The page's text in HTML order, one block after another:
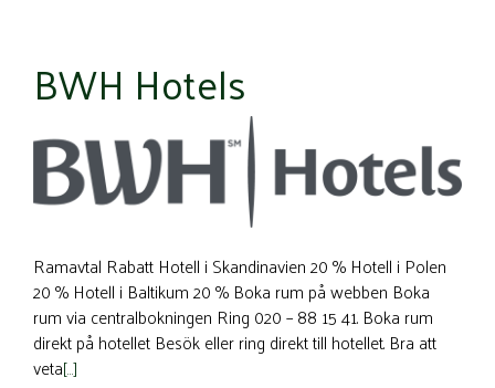
BWH Hotels
Ramavtal Rabatt Hotell i Skandinavien 20 % Hotell i Polen
20 % Hotell i Baltikum 20 % Boka rum på webben Boka
rum via centralbokningen Ring 020 – 88 15 41. Boka rum
direkt på hotellet Besök eller ring direkt till hotellet. Bra att
veta[…]